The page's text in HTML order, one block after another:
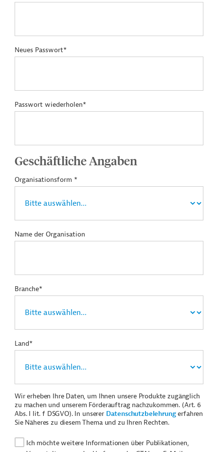
Neues Passwort*
Passwort wiederholen*
Geschäftliche Angaben
Organisationsform *
Name der Organisation
Branche*
Land*
Wir erheben Ihre Daten, um Ihnen unsere Produkte zugänglich
zu machen und unserem Förderauftrag nachzukommen. (Art. 6
Abs. I lit. f DSGVO). In unserer Datenschutzbelehrungerfahren
Sie Näheres zu diesem Thema und zu Ihren Rechten.
Ich möchte weitere Informationen über Publikationen,